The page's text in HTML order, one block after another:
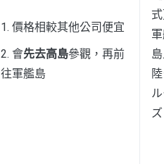
1. 價格相較其他公司便宜
2. 會先去高島參觀，再前
往軍艦島
ズ